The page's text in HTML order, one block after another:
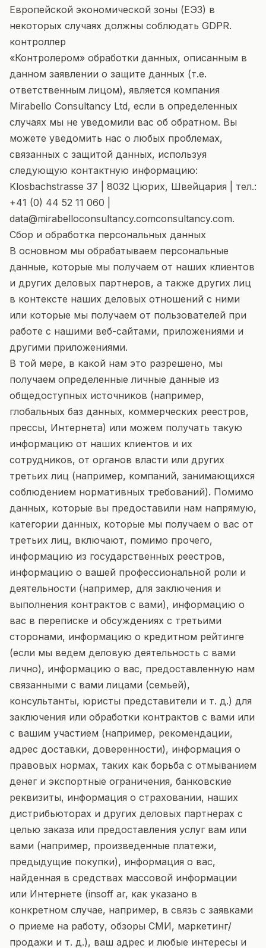
Европейской экономической зоны (ЕЭЗ) в
некоторых случаях должны соблюдать GDPR.
контроллер
«Контролером» обработки данных, описанным в
данном заявлении о защите данных (т.е.
ответственным лицом), является компания
Mirabello Consultancy Ltd, если в определенных
случаях мы не уведомили вас об обратном. Вы
можете уведомить нас о любых проблемах,
связанных с защитой данных, используя
следующую контактную информацию:
Klosbachstrasse 37 | 8032 Цюрих, Швейцария | тел.:
+41 (0) 44 52 11 060 |
data@mirabelloconsultancy.comconsultancy.com.
Сбор и обработка персональных данных
В основном мы обрабатываем персональные
данные, которые мы получаем от наших клиентов
и других деловых партнеров, а также других лиц
в контексте наших деловых отношений с ними
или которые мы получаем от пользователей при
работе с нашими веб-сайтами, приложениями и
другими приложениями.
В той мере, в какой нам это разрешено, мы
получаем определенные личные данные из
общедоступных источников (например,
глобальных баз данных, коммерческих реестров,
прессы, Интернета) или можем получать такую
информацию от наших клиентов и их
сотрудников, от органов власти или других
третьих лиц (например, компаний, занимающихся
соблюдением нормативных требований). Помимо
данных, которые вы предоставили нам напрямую,
категории данных, которые мы получаем о вас от
третьих лиц, включают, помимо прочего,
информацию из государственных реестров,
информацию о вашей профессиональной роли и
деятельности (например, для заключения и
выполнения контрактов с вами), информацию о
вас в переписке и обсуждениях с третьими
сторонами, информацию о кредитном рейтинге
(если мы ведем деловую деятельность с вами
лично), информацию о вас, предоставленную нам
связанными с вами лицами (семьей),
консультанты, юристы представители и т. д.) для
заключения или обработки контрактов с вами или
с вашим участием (например, рекомендации,
адрес доставки, доверенности), информация о
правовых нормах, таких как борьба с отмыванием
денег и экспортные ограничения, банковские
реквизиты, информация о страховании, наших
дистрибьюторах и других деловых партнерах с
целью заказа или предоставления услуг вам или
вами (например, произведенные платежи,
предыдущие покупки), информация о вас,
найденная в средствах массовой информации
или Интернете (insoff ar, как указано в
конкретном случае, например, в связь с заявками
о приеме на работу, обзоры СМИ, маркетинг/
продажи и т. д.), ваш адрес и любые интересы и